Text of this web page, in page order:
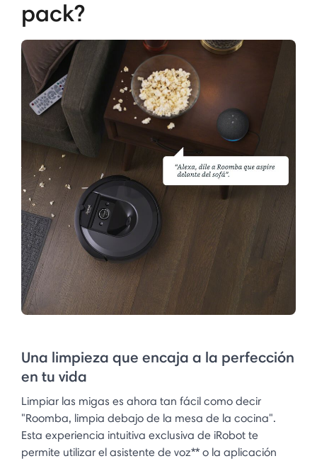
pack?
Una limpieza que encaja a la perfección
en tu vida
Limpiar las migas es ahora tan fácil como decir
"Roomba, limpia debajo de la mesa de la cocina".
Esta experiencia intuitiva exclusiva de iRobot te
permite utilizar el asistente de voz** o la aplicación